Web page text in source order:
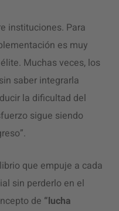
instituciones. Para
es muy
Muchas veces, los
saber integrarla
la dificultad del
sigue siendo
que empuje a cada
sin perderlo en el
de “lucha